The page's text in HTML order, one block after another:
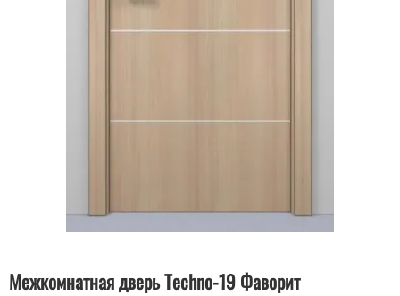
Межкомнатная дверь Techno-19 Фаворит